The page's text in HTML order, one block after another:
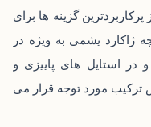
گزینه ‌ها برای
ژاکارد یشمی به‌ ویژه در
در استایل‌ های پاییزی و
مورد توجه قرار می‌